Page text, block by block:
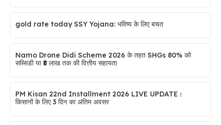
gold rate today SSY Yojana: भविष्य के लिए बचत
Namo Drone Didi Scheme 2026 के तहत SHGs 80% को
सब्सिडी या ₹8 लाख तक की वित्तीय सहायता
PM Kisan 22nd Installment 2026 LIVE UPDATE।
किसानों के लिए 3 दिन का अंतिम अवसर